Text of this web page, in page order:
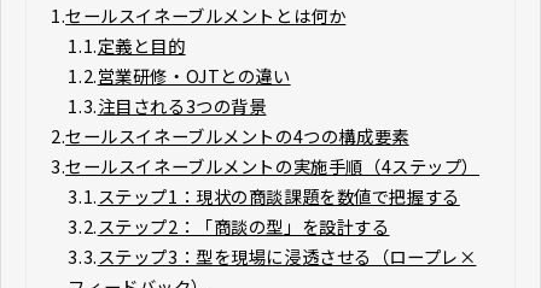
1.セールスイネーブルメントとは何か
1.1.定義と目的
1.2.営業研修・OJTとの違い
1.3.注目される3つの背景
2.セールスイネーブルメントの4つの構成要素
3.セールスイネーブルメントの実施手順（4ステップ）
3.1.ステップ1：現状の商談課題を数値で把握する
3.2.ステップ2：「商談の型」を設計する
3.3.ステップ3：型を現場に浸透させる（ロープレ×